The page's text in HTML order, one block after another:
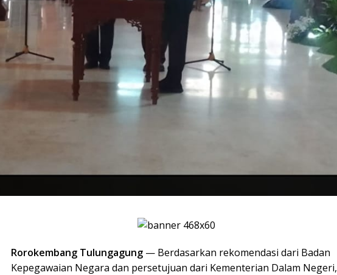
Rorokembang Tulungagung — Berdasarkan rekomendasi dari Badan
Kepegawaian Negara dan persetujuan dari Kementerian Dalam Negeri,